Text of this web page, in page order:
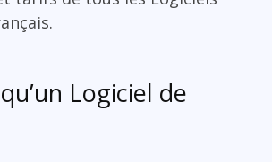
Logiciel de